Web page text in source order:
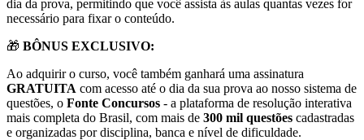
dia da prova, permitindo que você assista às aulas quantas vezes for
necessário para fixar o conteúdo.
🎁 BÔNUS EXCLUSIVO:
Ao adquirir o curso, você também ganhará uma assinatura
GRATUITA com acesso até o dia da sua prova ao nosso sistema de
questões, o Fonte Concursos - a plataforma de resolução interativa
mais completa do Brasil, com mais de 300 mil questões cadastradas
e organizadas por disciplina, banca e nível de dificuldade.